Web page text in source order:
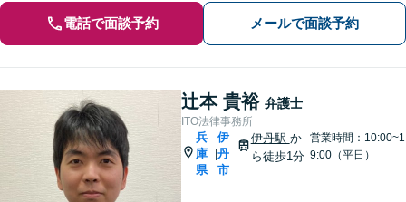
電話で面談予約 メールで面談予約
辻本 貴裕 弁護士
ITO法律事務所
兵
庫
県
伊
丹
市
伊丹駅 か
ら徒歩1分
営業時間：10:00~1
9:00（平日）